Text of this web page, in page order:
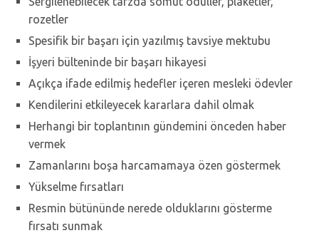
rozetler
Spesifik bir başarı için yazılmış tavsiye mektubu
İşyeri bülteninde bir başarı hikayesi
Açıkça ifade edilmiş hedefler içeren mesleki ödevler
Kendilerini etkileyecek kararlara dahil olmak
Herhangi bir toplantının gündemini önceden haber
vermek
Zamanlarını boşa harcamamaya özen göstermek
Yükselme fırsatları
Resmin bütününde nerede olduklarını gösterme
fırsatı sunmak